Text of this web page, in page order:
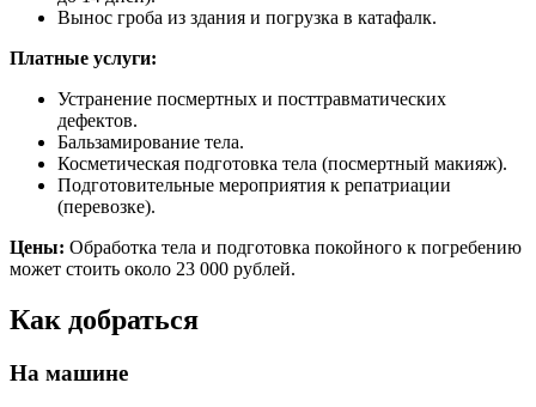
Вынос гроба из здания и погрузка в катафалк.
Платные услуги:
Устранение посмертных и посттравматических
дефектов.
Бальзамирование тела.
Косметическая подготовка тела (посмертный макияж).
Подготовительные мероприятия к репатриации
(перевозке).
Цены: Обработка тела и подготовка покойного к погребению
может стоить около 23 000 рублей.
Как добраться
На машине